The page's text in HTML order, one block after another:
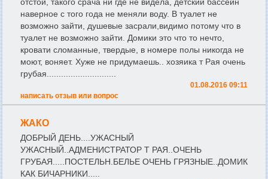
наверное с того года не меняли воду. В туалет не
возможно зайти, душевые засрали,видимо потому что в
туалет не возможно зайти. Домики это что то нечто,
кровати сломанные, твердые, в номере полы никогда не
моют, воняет. Хуже не придумаешь.. хозяика т Рая очень
грубая.............................
01.08.2016 09:11
написать отзыв или вопрос
ЖАКО
ДОБРЫЙ ДЕНЬ....УЖАСНЫЙ
УЖАСНЫЙ..АДМЕНИСТРАТОР Т РАЯ..ОЧЕНЬ
ГРУБАЯ.....ПОСТЕЛЬН.БЕЛЬЕ ОЧЕНЬ ГРЯЗНЫЕ..ДОМИК
КАК БИЧАРНИКИ.....